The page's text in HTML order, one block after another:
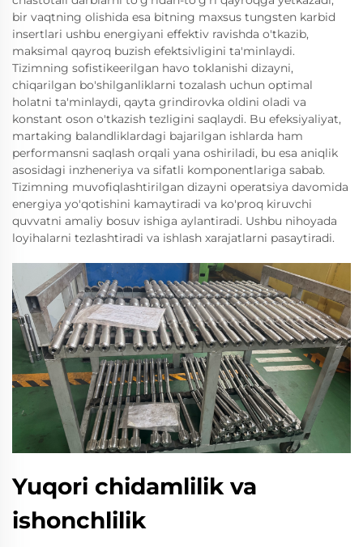
bir vaqtning olishida esa bitning maxsus tungsten karbid
insertlari ushbu energiyani effektiv ravishda o'tkazib,
maksimal qayroq buzish efektsivligini ta'minlaydi.
Tizimning sofistikeerilgan havo toklanishi dizayni,
chiqarilgan bo'shilganliklarni tozalash uchun optimal
holatni ta'minlaydi, qayta grindirovka oldini oladi va
konstant oson o'tkazish tezligini saqlaydi. Bu efeksiyaliyat,
martaking balandliklardagi bajarilgan ishlarda ham
performansni saqlash orqali yana oshiriladi, bu esa aniqlik
asosidagi inzheneriya va sifatli komponentlariga sabab.
Tizimning muvofiqlashtirilgan dizayni operatsiya davomida
energiya yo'qotishini kamaytiradi va ko'proq kiruvchi
quvvatni amaliy bosuv ishiga aylantiradi. Ushbu nihoyada
loyihalarni tezlashtiradi va ishlash xarajatlarni pasaytiradi.
Yuqori chidamlilik va
ishonchlilik